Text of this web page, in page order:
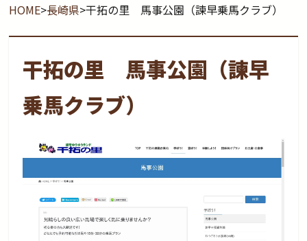
HOME>長崎県>干拓の里 馬事公園（諫早乗馬クラブ）
干拓の里 馬事公園（諫早
乗馬クラブ）